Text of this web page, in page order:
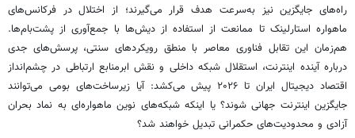
راه‌های جایگزین نیز به‌سرعت هدف قرار می‌گیرند؛ از اختلال در فرکانس‌های
ماهواره استارلینک تا ممانعت از استفاده از دیش‌ها با جمع‌آوری از پشت‌بام‌ها.
هم‌زمان این تقابل فناوری معاصر با منطق‌ رویکردهای سنتی، پرسش‌های جدی
درباره آینده اینترنت، استقلال شبکه داخلی و نقش ابرمنابع ارتباطی در چشم‌انداز
اقتصاد دیجیتال ایران تا ۲۰۲۶ پیش می‌کشد: آیا زیرساخت‌های بومی می‌توانند
جایگزین اینترنت جهانی شوند؟ یا اینکه شبکه‌های نوین ماهواره‌ای به نماد بحران
آزادی و محدودیت‌های حکمرانی تبدیل خواهند شد؟